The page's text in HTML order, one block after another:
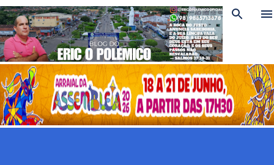
Pular para o conteúdo principal